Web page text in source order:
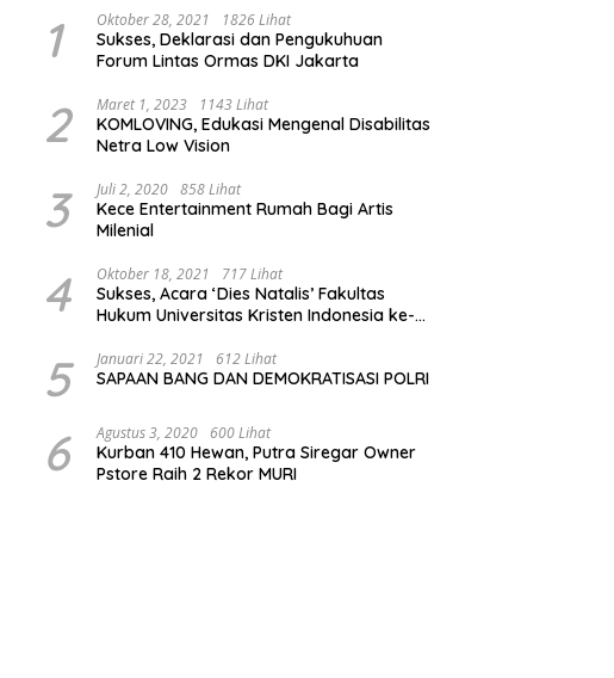
1 Oktober 28, 2021 1826 Lihat
Sukses, Deklarasi dan Pengukuhuan
Forum Lintas Ormas DKI Jakarta
2 Maret 1, 2023 1143 Lihat
KOMLOVING, Edukasi Mengenal Disabilitas
Netra Low Vision
3 Juli 2, 2020 858 Lihat
Kece Entertainment Rumah Bagi Artis
Milenial
4 Oktober 18, 2021 717 Lihat
Sukses, Acara ‘Dies Natalis’ Fakultas
Hukum Universitas Kristen Indonesia ke-
5 Januari 22, 2021 612 Lihat
SAPAAN BANG DAN DEMOKRATISASI POLRI
6 Agustus 3, 2020 600 Lihat
Kurban 410 Hewan, Putra Siregar Owner
Pstore Raih 2 Rekor MURI